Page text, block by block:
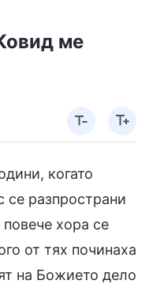
ме
когато
се разпространи
хора се
от тях починаха
на Божието дело